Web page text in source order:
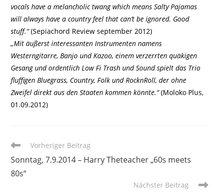
vocals have a melancholic twang which means Salty Pajamas
will always have a country feel that can’t be ignored. Good
stuff.“(Sepiachord Review september 2012)
„Mit äußerst interessanten Instrumenten namens
Westerngitarre, Banjo und Kazoo, einem verzerrten quäkigen
Gesang und ordentlich Low Fi Trash und Sound spielt das Trio
fluffigen Bluegrass, Country, Folk und RocknRoll, der ohne
Zweifel direkt aus den Staaten kommen könnte.“(Moloko Plus,
01.09.2012)
Weitere
ansehen
Vorheriger Beitrag
Sonntag, 7.9.2014 – Harry Theteacher „60s meets
80s“
Nächster Beitrag